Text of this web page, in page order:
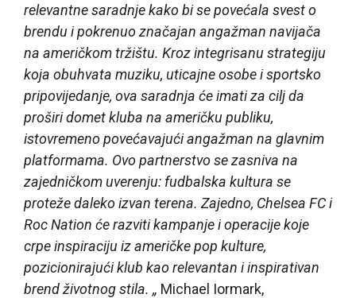
relevantne saradnje kako bi se povećala svest o
brendu i pokrenuo značajan angažman navijača
na američkom tržištu. Kroz integrisanu strategiju
koja obuhvata muziku, uticajne osobe i sportsko
pripovijedanje, ova saradnja će imati za cilj da
proširi domet kluba na američku publiku,
istovremeno povećavajući angažman na glavnim
platformama. Ovo partnerstvo se zasniva na
zajedničkom uverenju: fudbalska kultura se
proteže daleko izvan terena. Zajedno, Chelsea FC i
Roc Nation će razviti kampanje i operacije koje
crpe inspiraciju iz američke pop kulture,
pozicionirajući klub kao relevantan i inspirativan
brend životnog stila. „ Michael Iormark,